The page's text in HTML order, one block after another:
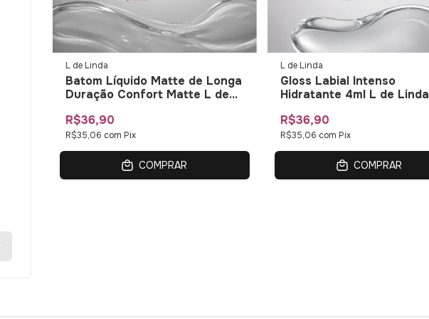
L de Linda
Batom Líquido Matte de Longa
Duração Confort Matte L de
R$36,90
R$35,06 com Pix
COMPRAR
L de Linda
Gloss Labial Intenso
Hidratante 4ml L de Linda
R$36,90
R$35,06 com Pix
COMPRAR